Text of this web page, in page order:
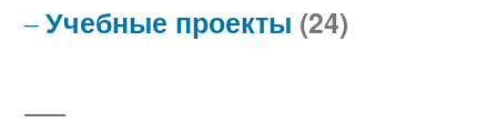
Учебные проекты (24)